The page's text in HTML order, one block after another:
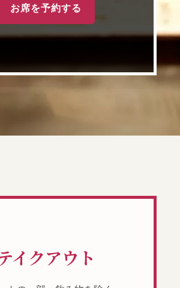
お席を予約する
イクアウト